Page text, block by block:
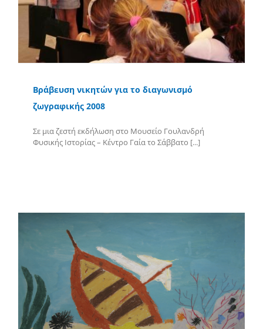
Βράβευση νικητών για το διαγωνισμό
ζωγραφικής 2008
Σε μια ζεστή εκδήλωση στο Μουσείο Γουλανδρή
Φυσικής Ιστορίας – Κέντρο Γαία το Σάββατο [...]